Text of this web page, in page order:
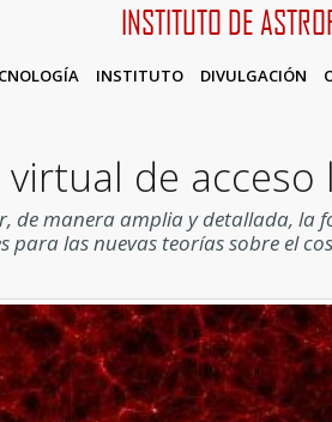
INSTITUTO DE
INSTITUTO DIVULGACIÓN
de acceso
manera amplia y detallada, la
las nuevas teorías sobre el